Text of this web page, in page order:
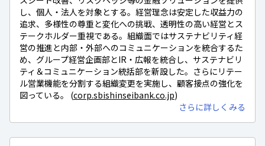
し、個人・法人を対象とする。経営理念は安定した収益力の
追求、多様性の尊重と変化への挑戦、透明性の高い経営とス
テークホルダー重視である。組織面ではサステナビリティ経
営の推進と内部・外部へのコミュニケーションを統合するた
め、グループ経営企画部とIR・広報を統合し、サステナビリ
ティ＆コミュニケーション統括部を新設した。さらにリテー
ル営業機能を分割する組織変更を実施し、顧客接点の強化を
図っている。 (corp.sbishinseibank.co.jp)
さらに詳しくみる